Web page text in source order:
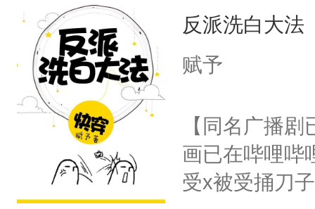
母的微笑：“
留看着面前这
人，突然醒悟
卫天还没亮
腰：“陛下，
不好了！”“那
用见人，因为
言神龙见首不
名蛇蛇，跟
不知道，那小
头，魔尊墨宴
宴：柳折枝你
反派洗白大法
赋予
【同名广播
画已在哔哩哔
受x被受捅刀